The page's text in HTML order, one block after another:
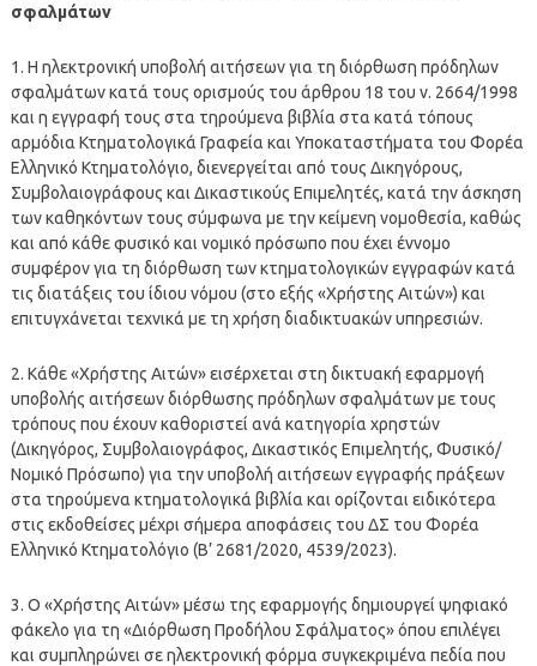
σφαλμάτων
1. Η ηλεκτρονική υποβολή αιτήσεων για τη διόρθωση πρόδηλων
σφαλμάτων κατά τους ορισμούς του άρθρου 18 του ν. 2664/1998
και η εγγραφή τους στα τηρούμενα βιβλία στα κατά τόπους
αρμόδια Κτηματολογικά Γραφεία και Υποκαταστήματα του Φορέα
Ελληνικό Κτηματολόγιο, διενεργείται από τους Δικηγόρους,
Συμβολαιογράφους και Δικαστικούς Επιμελητές, κατά την άσκηση
των καθηκόντων τους σύμφωνα με την κείμενη νομοθεσία, καθώς
και από κάθε φυσικό και νομικό πρόσωπο που έχει έννομο
συμφέρον για τη διόρθωση των κτηματολογικών εγγραφών κατά
τις διατάξεις του ίδιου νόμου (στο εξής «Χρήστης Αιτών») και
επιτυγχάνεται τεχνικά με τη χρήση διαδικτυακών υπηρεσιών.
2. Κάθε «Χρήστης Αιτών» εισέρχεται στη δικτυακή εφαρμογή
υποβολής αιτήσεων διόρθωσης πρόδηλων σφαλμάτων με τους
τρόπους που έχουν καθοριστεί ανά κατηγορία χρηστών
(Δικηγόρος, Συμβολαιογράφος, Δικαστικός Επιμελητής, Φυσικό/
Νομικό Πρόσωπο) για την υποβολή αιτήσεων εγγραφής πράξεων
στα τηρούμενα κτηματολογικά βιβλία και ορίζονται ειδικότερα
στις εκδοθείσες μέχρι σήμερα αποφάσεις του ΔΣ του Φορέα
Ελληνικό Κτηματολόγιο (Β’ 2681/2020, 4539/2023).
3. Ο «Χρήστης Αιτών» μέσω της εφαρμογής δημιουργεί ψηφιακό
φάκελο για τη «Διόρθωση Προδήλου Σφάλματος» όπου επιλέγει
και συμπληρώνει σε ηλεκτρονική φόρμα συγκεκριμένα πεδία που